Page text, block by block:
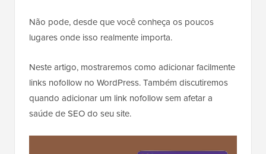
Não pode, desde que você conheça os poucos
lugares onde isso realmente importa.
Neste artigo, mostraremos como adicionar facilmente
links nofollow no WordPress. Também discutiremos
quando adicionar um link nofollow sem afetar a
saúde de SEO do seu site.